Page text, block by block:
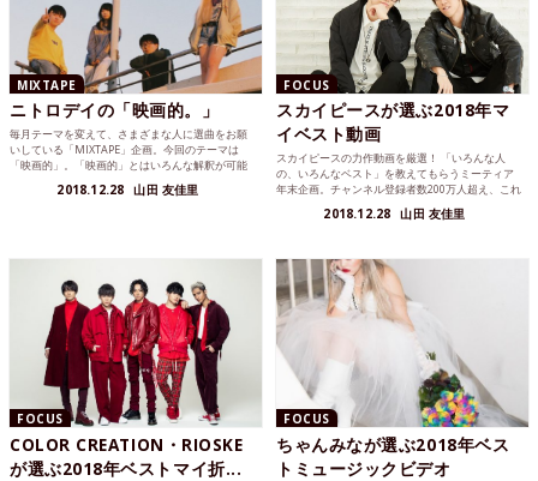
MIXTAPE
ニトロデイの「映画的。」
毎月テーマを変えて、さまざまな人に選曲をお願
いしている「MIXTAPE」企画。今回のテーマは
「映画的」。「映画的」とはいろんな解釈が可能
2018.12.28 山田 友佳里
FOCUS
スカイピースが選ぶ2018年マ
イベスト動画
スカイピースの力作動画を厳選！ 「いろんな人
の、いろんなベスト」を教えてもらうミーティア
年末企画。チャンネル登録者数200万人超え、これ
2018.12.28 山田 友佳里
FOCUS
COLOR CREATION・RIOSKE
が選ぶ2018年ベストマイ折...
FOCUS
ちゃんみなが選ぶ2018年ベス
トミュージックビデオ